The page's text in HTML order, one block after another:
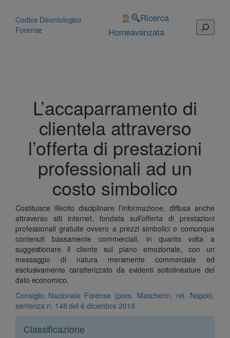
contenuto
Codice Deontologico
Forense
Home
Ricerca
avanzata
Cerca
L’accaparramento di
clientela attraverso
l’offerta di prestazioni
professionali ad un
costo simbolico
Costituisce illecito disciplinare l’informazione, diffusa anche
attraverso siti internet, fondata sull’offerta di prestazioni
professionali gratuite ovvero a prezzi simbolici o comunque
contenuti bassamente commerciali, in quanto volta a
suggestionare il cliente sul piano emozionale, con un
messaggio di natura meramente commerciale ed
esclusivamente caratterizzato da evidenti sottolineature del
dato economico.
Consiglio Nazionale Forense (pres. Mascherin, rel. Napoli),
sentenza n. 148 del 6 dicembre 2019
Classificazione